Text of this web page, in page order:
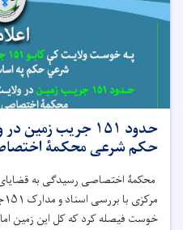
حدود ۱۵۱ جریب
حکم شرعی محکمۀ
محکمۀ اختصاصی رسیدگی به
مرکزی با بررسی اسناد و مدارک ۱۵۱
خوست فیصله کرد که کل این زمین